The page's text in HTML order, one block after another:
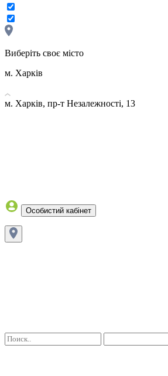
Виберіть своє місто
м. Харків
м. Харків, пр-т Незалежності, 13
Особистий кабінет